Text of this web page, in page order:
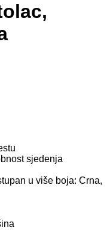
sjedenja
u više boja: Crna,